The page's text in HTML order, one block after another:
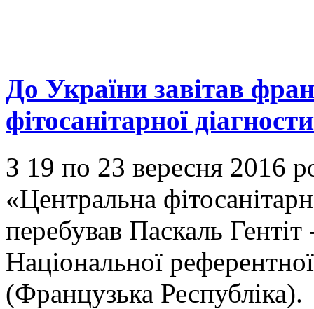
До України завітав
фітосанітарної
З 19 по 23 вересня 2016
«Центральна
перебував Паскаль
Національної
(Французька Республіка).